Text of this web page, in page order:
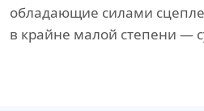
обладающие силами
в крайне малой степени —